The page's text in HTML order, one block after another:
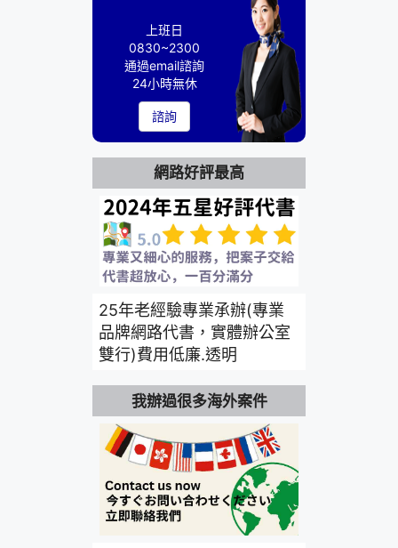
上班日
0830~2300
通過email諮詢
24小時無休
諮詢
網路好評最高
25年老經驗專業承辦(專業
品牌網路代書，實體辦公室
雙行)費用低廉.透明
我辦過很多海外案件